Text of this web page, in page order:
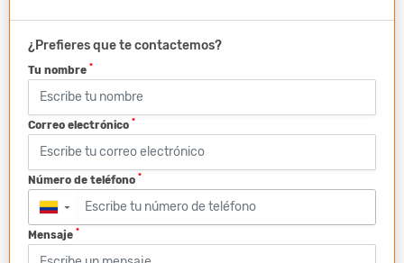
¿Prefieres que te contactemos?
Tu nombre *
Correo electrónico *
Número de teléfono *
▼
Mensaje *